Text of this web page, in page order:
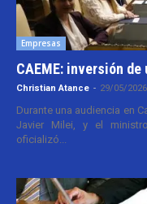
Empresas
CAEME: inversión
Christian Atance - 29/05/
Durante una audiencia en
Javier Milei, y el
oficializó...